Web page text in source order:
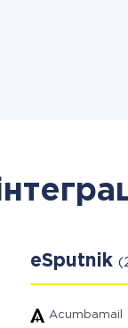
eSputnik
Acumbamail